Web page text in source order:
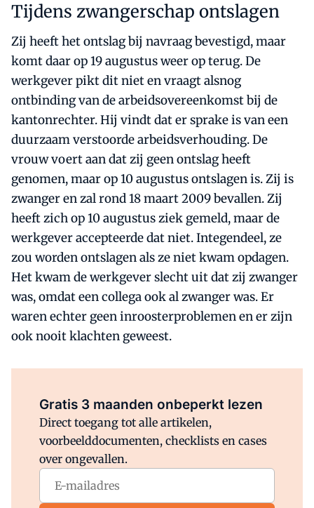
Tijdens zwangerschap ontslagen
Zij heeft het ontslag bij navraag bevestigd, maar
komt daar op 19 augustus weer op terug. De
werkgever pikt dit niet en vraagt alsnog
ontbinding van de arbeidsovereenkomst bij de
kantonrechter. Hij vindt dat er sprake is van een
duurzaam verstoorde arbeidsverhouding. De
vrouw voert aan dat zij geen ontslag heeft
genomen, maar op 10 augustus ontslagen is. Zij is
zwanger en zal rond 18 maart 2009 bevallen. Zij
heeft zich op 10 augustus ziek gemeld, maar de
werkgever accepteerde dat niet. Integendeel, ze
zou worden ontslagen als ze niet kwam opdagen.
Het kwam de werkgever slecht uit dat zij zwanger
was, omdat een collega ook al zwanger was. Er
waren echter geen inroosterproblemen en er zijn
ook nooit klachten geweest.
Gratis 3 maanden onbeperkt lezen
Direct toegang tot alle artikelen,
voorbeelddocumenten, checklists en cases
over ongevallen.